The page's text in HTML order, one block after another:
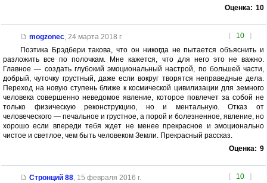
Оценка: 10
[ 10 ]
mogzonec, 24 марта 2018 г.
Поэтика Брэдбери такова, что он никогда не пытается объяснить и
разложить все по полочкам. Мне кажется, что для него это не важно.
Главное — создать глубокий эмоциональный настрой, по большей части,
добрый, чуточку грустный, даже если вокруг творятся неправедные дела.
Переход на новую ступень ближе к космической цивилизации для земного
человека совершенно неведомое явление, которое повлечет за собой не
только физическую реконструкцию, но и ментальную. Отказ от
человеческого — печальное и грустное, а порой и болезненное, явление, но
хорошо если впереди тебя ждет не менее прекрасное и эмоционально
чистое и светлое, чем быть человеком Земли. Прекрасный рассказ.
Оценка: 9
[ 10 ]
Стронций 88, 15 февраля 2016 г.